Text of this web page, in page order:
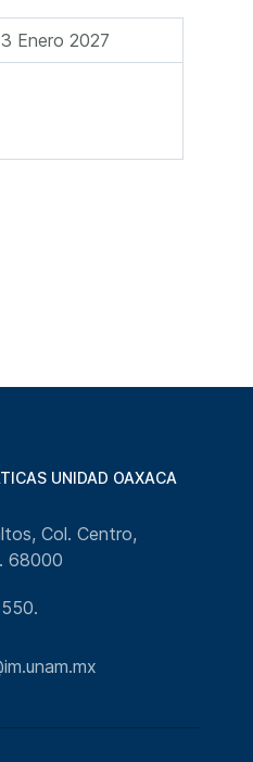
Enero 2027
UNIDAD OAXACA
Col. Centro,
68000